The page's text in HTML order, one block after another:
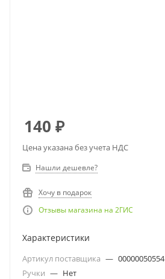
140 ₽
Цена указана без учета НДС
Нашли дешевле?
Хочу в подарок
Отзывы магазина на 2ГИС
Характеристики
Артикул поставщика — 00000050554
Ручки — Нет